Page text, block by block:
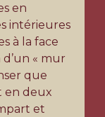
en
intérieures
à la face
« mur
que
en deux
et